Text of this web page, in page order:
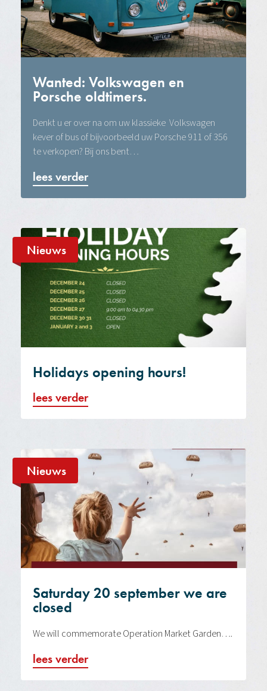
Wanted: Volkswagen en
Porsche oldtimers.
Denkt u er over na om uw klassieke Volkswagen
kever of bus of bijvoorbeeld uw Porsche 911 of 356
te verkopen? Bij ons bent…
lees verder
Nieuws
Holidays opening hours!
lees verder
Nieuws
Saturday 20 september we are
closed
We will commemorate Operation Market Garden….
lees verder